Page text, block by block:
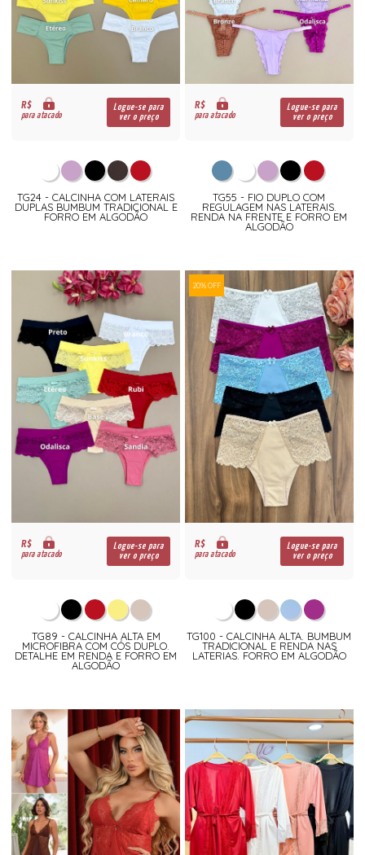
R$
para atacado
Logue-se para
ver o preço
TG24 - CALCINHA COM LATERAIS
DUPLAS BUMBUM TRADICIONAL E
FORRO EM ALGODÃO
R$
para atacado
Logue-se para
ver o preço
TG55 - FIO DUPLO COM
REGULAGEM NAS LATERAIS.
RENDA NA FRENTE E FORRO EM
ALGODÃO
R$
para atacado
Logue-se para
ver o preço
TG89 - CALCINHA ALTA EM
MICROFIBRA COM CÓS DUPLO.
DETALHE EM RENDA E FORRO EM
ALGODÃO
20% OFF
R$
para atacado
Logue-se para
ver o preço
TG100 - CALCINHA ALTA. BUMBUM
TRADICIONAL E RENDA NAS
LATERIAS. FORRO EM ALGODÃO